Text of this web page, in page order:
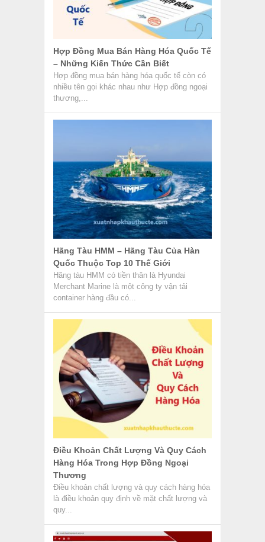
Hợp Đồng Mua Bán Hàng Hóa Quốc Tế
– Những Kiến Thức Cần Biết
Hợp đồng mua bán hàng hóa quốc tế còn có
nhiều tên gọi khác nhau như Hợp đồng ngoại
thương,...
Hãng Tàu HMM – Hãng Tàu Của Hàn
Quốc Thuộc Top 10 Thế Giới
Hãng tàu HMM có tiền thân là Hyundai
Merchant Marine là một công ty vận tải
container hàng đầu có...
Điều Khoản Chất Lượng Và Quy Cách
Hàng Hóa Trong Hợp Đồng Ngoại
Thương
Điều khoản chất lượng và quy cách hàng hóa
là điều khoản quy định về mặt chất lượng và
quy...